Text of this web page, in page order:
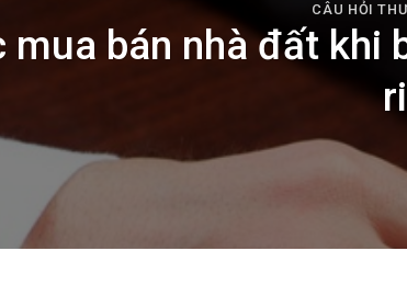
CÂU HỎI
bán nhà đất khi